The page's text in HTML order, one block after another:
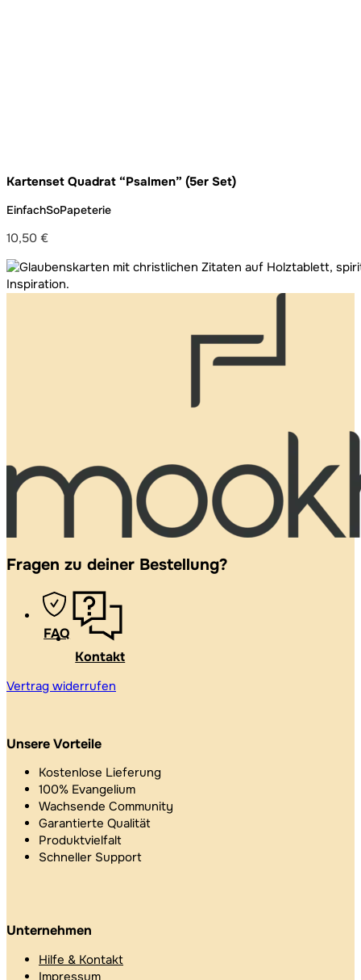
Kartenset Quadrat “Psalmen” (5er Set)
EinfachSoPapeterie
10,50 €
Fragen zu deiner Bestellung?
FAQ
Kontakt
Vertrag widerrufen
Unsere Vorteile
Kostenlose Lieferung
100% Evangelium
Wachsende Community
Garantierte Qualität
Produktvielfalt
Schneller Support
Unternehmen
Hilfe & Kontakt
Impressum